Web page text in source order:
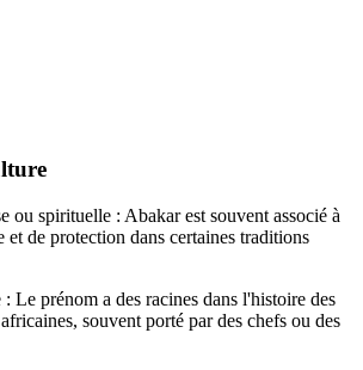
ou spirituelle : Abakar est souvent associé à
et de protection dans certaines traditions
Le prénom a des racines dans l'histoire des
souvent porté par des chefs ou des